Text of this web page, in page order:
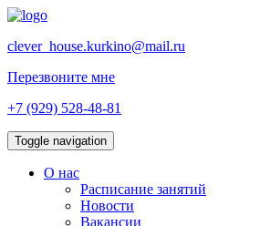
clever_house.kurkino@mail.ru
Перезвоните мне
+7 (929) 528-48-81
Toggle navigation
О нас
Расписание занятий
Новости
Вакансии